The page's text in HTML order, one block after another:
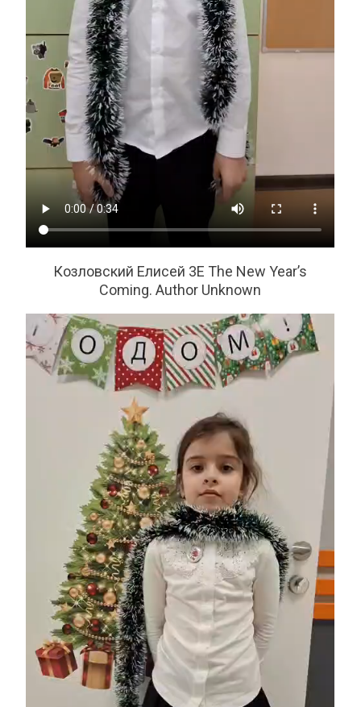
Козловский Елисей 3Е The New Year’s
Coming. Author Unknown